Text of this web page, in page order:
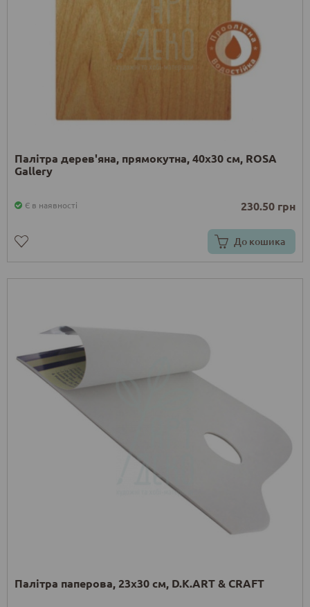
Палітра дерев'яна, прямокутна, 40х30 см, ROSA
Gallery
Є в наявності 230.50 грн
До кошика
Палітра паперова, 23х30 см, D.K.ART & CRAFT